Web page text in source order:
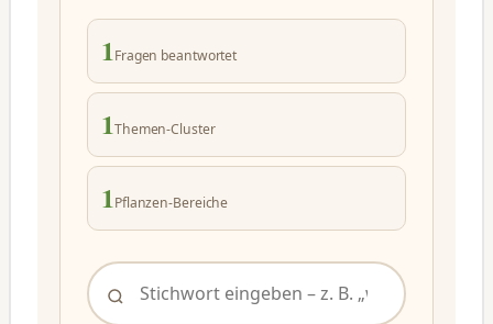
1Fragen beantwortet
1Themen-Cluster
1Pflanzen-Bereiche